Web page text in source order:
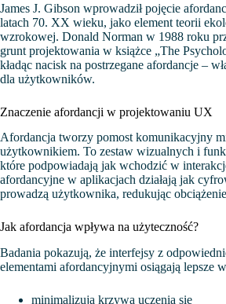
James J. Gibson wprowadził pojęcie
latach 70. XX wieku, jako element teorii
wzrokowej. Donald Norman w 1988 roku
grunt projektowania w książce „The
kładąc nacisk na postrzegane afordancje –
dla użytkowników.
Znaczenie afordancji w projektowaniu UX
Afordancja tworzy pomost komunikacyjny
użytkownikiem. To zestaw wizualnych i
które podpowiadają jak wchodzić w
afordancyjne w aplikacjach działają jak
prowadzą użytkownika, redukując
Jak afordancja wpływa na użyteczność?
Badania pokazują, że interfejsy z
elementami afordancyjnymi osiągają lepsze
minimalizują krzywą uczenia się